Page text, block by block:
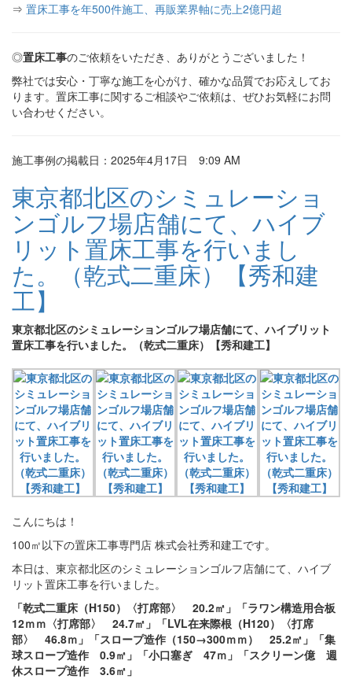
⇒ 置床工事を年500件施工、再販業界軸に売上2億円超
◎置床工事のご依頼をいただき、ありがとうございました！
弊社では安心・丁寧な施工を心がけ、確かな品質でお応えしてお
ります。置床工事に関するご相談やご依頼は、ぜひお気軽にお問
い合わせください。
施工事例の掲載日：2025年4月17日 9:09 AM
東京都北区のシミュレーショ
ンゴルフ場店舗にて、ハイブ
リット置床工事を行いまし
た。（乾式二重床）【秀和建
工】
東京都北区のシミュレーションゴルフ場店舗にて、ハイブリット
置床工事を行いました。（乾式二重床）【秀和建工】
こんにちは！
100㎡以下の置床工事専門店 株式会社秀和建工です。
本日は、東京都北区のシミュレーションゴルフ店舗にて、ハイブ
リット置床工事を行いました。
「乾式二重床（H150）〈打席部〉 20.2㎡」「ラワン構造用合板
12ｍｍ〈打席部〉 24.7㎡」「LVL在来際根（H120）〈打席
部〉 46.8ｍ」「スロープ造作（150→300ｍｍ） 25.2㎡」「集
球スロープ造作 0.9㎡」「小口塞ぎ 47ｍ」「スクリーン億 週
休スロープ造作 3.6㎡」